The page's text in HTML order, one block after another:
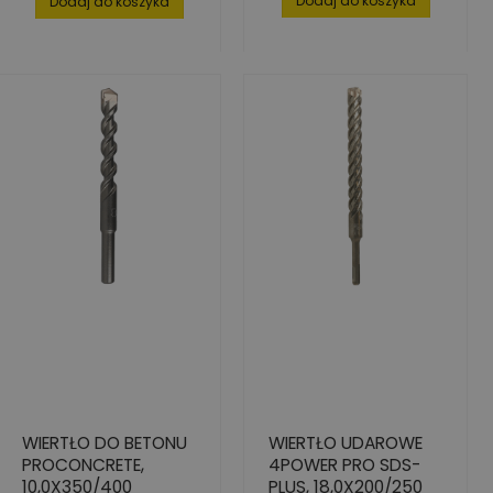
WIERTŁO DO BETONU
PROCONCRETE,
10,0X350/400
WIERTŁO UDAROWE
4POWER PRO SDS-
PLUS, 18,0X200/250